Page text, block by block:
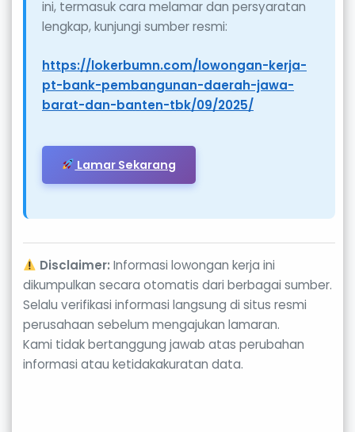
ini, termasuk cara melamar dan persyaratan
lengkap, kunjungi sumber resmi:
https://lokerbumn.com/lowongan-kerja-
pt-bank-pembangunan-daerah-jawa-
barat-dan-banten-tbk/09/2025/
Lamar Sekarang
Disclaimer: Informasi lowongan kerja ini
dikumpulkan secara otomatis dari berbagai sumber.
Selalu verifikasi informasi langsung di situs resmi
perusahaan sebelum mengajukan lamaran.
Kami tidak bertanggung jawab atas perubahan
informasi atau ketidakakuratan data.